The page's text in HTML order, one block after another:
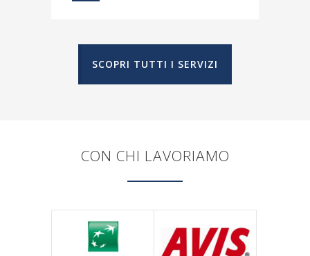
SCOPRI TUTTI I SERVIZI
CON CHI LAVORIAMO